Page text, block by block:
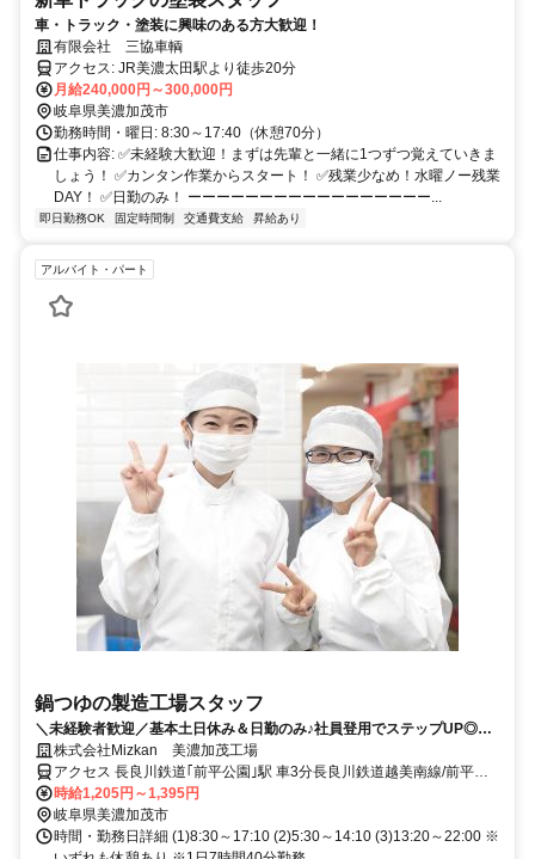
車・トラック・塗装に興味のある方大歓迎！
有限会社 三協車輌
アクセス: JR美濃太田駅より徒歩20分
月給240,000円～300,000円
岐阜県美濃加茂市
勤務時間・曜日: 8:30～17:40（休憩70分）
仕事内容: ✅未経験大歓迎！まずは先輩と一緒に1つずつ覚えていきま
しょう！ ✅カンタン作業からスタート！ ✅残業少なめ！水曜ノー残業
DAY！ ✅日勤のみ！ ーーーーーーーーーーーーーーーーー...
即日勤務OK 固定時間制 交通費支給 昇給あり
アルバイト・パート
鍋つゆの製造工場スタッフ
＼未経験者歓迎／基本土日休み＆日勤のみ♪社員登用でステップUP◎リ
フトの資格取得支援あり
株式会社Mizkan 美濃加茂工場
アクセス 長良川鉄道｢前平公園｣駅 車3分長良川鉄道越美南線/前平公
園駅
時給1,205円～1,395円
岐阜県美濃加茂市
時間・勤務日詳細 (1)8:30～17:10 (2)5:30～14:10 (3)13:20～22:00 ※